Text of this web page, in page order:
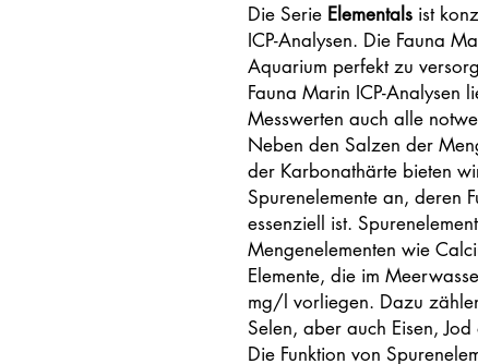
Die Serie Elementals ist
ICP-Analysen. Die Fauna
Aquarium perfekt zu
Fauna Marin ICP-Analysen
Messwerten auch alle
Neben den Salzen der
der Karbonathärte bieten
Spurenelemente an, deren
essenziell ist.
Mengenelementen wie
Elemente, die im
mg/l vorliegen. Dazu
Selen, aber auch Eisen,
Die Funktion von